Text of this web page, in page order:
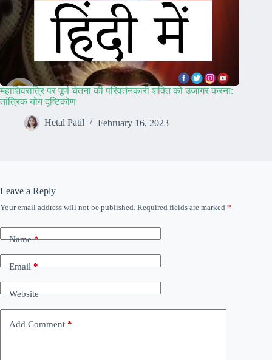
महाशिवरात्रि पर पूर्ण चेतना की परिवर्तनकारी शक्ति को उजागर करना:
तांत्रिक योग दृष्टिकोण
Hetal Patil February 16, 2023
Leave a Reply
Your email address will not be published. Required fields are marked *
Name*
Email*
Website
Add Comment *